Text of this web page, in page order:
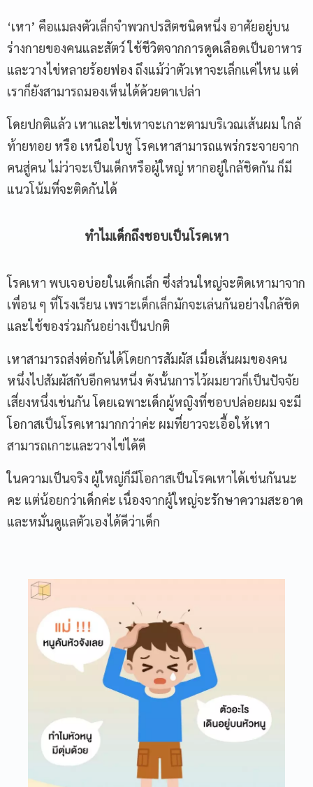
‘เหา’ คือแมลงตัวเล็กจำพวกปรสิตชนิดหนึ่ง อาศัยอยู่บน
ร่างกายของคนและสัตว์ ใช้ชีวิตจากการดูดเลือดเป็นอาหาร
และวางไข่หลายร้อยฟอง ถึงแม้ว่าตัวเหาจะเล็กแค่ไหน แต่
เราก็ยังสามารถมองเห็นได้ด้วยตาเปล่า
โดยปกติแล้ว เหาและไข่เหาจะเกาะตามบริเวณเส้นผม ใกล้
ท้ายทอย หรือ เหนือใบหู โรคเหาสามารถแพร่กระจายจาก
คนสู่คน ไม่ว่าจะเป็นเด็กหรือผู้ใหญ่ หากอยู่ใกล้ชิดกัน ก็มี
แนวโน้มที่จะติดกันได้
ทำไมเด็กถึงชอบเป็นโรคเหา
โรคเหา พบเจอบ่อยในเด็กเล็ก ซึ่งส่วนใหญ่จะติดเหามาจาก
เพื่อน ๆ ที่โรงเรียน เพราะเด็กเล็กมักจะเล่นกันอย่างใกล้ชิด
และใช้ของร่วมกันอย่างเป็นปกติ
เหาสามารถส่งต่อกันได้โดยการสัมผัส เมื่อเส้นผมของคน
หนึ่งไปสัมผัสกับอีกคนหนึ่ง ดังนั้นการไว้ผมยาวก็เป็นปัจจัย
เสี่ยงหนึ่งเช่นกัน โดยเฉพาะเด็กผู้หญิงที่ชอบปล่อยผม จะมี
โอกาสเป็นโรคเหามากกว่าค่ะ ผมที่ยาวจะเอื้อให้เหา
สามารถเกาะและวางไข่ได้ดี
ในความเป็นจริง ผู้ใหญ่ก็มีโอกาสเป็นโรคเหาได้เช่นกันนะ
คะ แต่น้อยกว่าเด็กค่ะ เนื่องจากผู้ใหญ่จะรักษาความสะอาด
และหมั่นดูแลตัวเองได้ดีว่าเด็ก